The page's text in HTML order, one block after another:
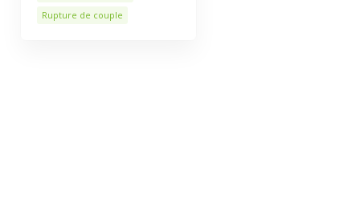
Rupture de couple